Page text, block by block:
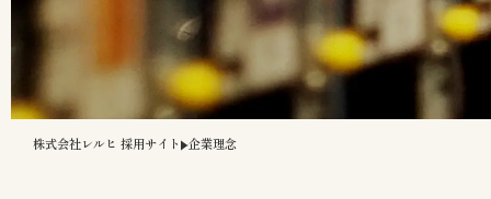
株式会社レルヒ 採用サイト 企業理念